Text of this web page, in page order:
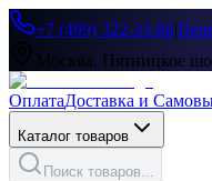
+7 (499) 322-33-86|
Москва, Пятницкое
ОплатаДоставка и
Каталог товаров
Поиск товаров...